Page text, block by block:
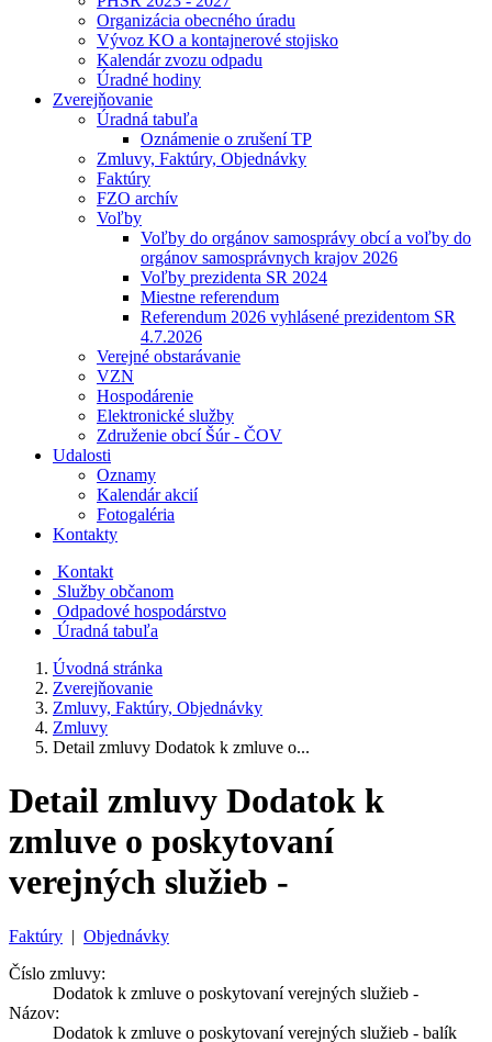
Organizácia obecného úradu
Vývoz KO a kontajnerové stojisko
Kalendár zvozu odpadu
Úradné hodiny
Zverejňovanie
Úradná tabuľa
Oznámenie o zrušení TP
Zmluvy, Faktúry, Objednávky
Faktúry
FZO archív
Voľby
Voľby do orgánov samosprávy obcí a voľby do
orgánov samosprávnych krajov 2026
Voľby prezidenta SR 2024
Miestne referendum
Referendum 2026 vyhlásené prezidentom SR
4.7.2026
Verejné obstarávanie
VZN
Hospodárenie
Elektronické služby
Združenie obcí Šúr - ČOV
Udalosti
Oznamy
Kalendár akcií
Fotogaléria
Kontakty
Kontakt
Služby občanom
Odpadové hospodárstvo
Úradná tabuľa
Úvodná stránka
Zverejňovanie
Zmluvy, Faktúry, Objednávky
Zmluvy
Detail zmluvy Dodatok k zmluve o...
Detail zmluvy Dodatok k
zmluve o poskytovaní
verejných služieb -
Faktúry | Objednávky
Číslo zmluvy:
Dodatok k zmluve o poskytovaní verejných služieb -
Názov:
Dodatok k zmluve o poskytovaní verejných služieb - balík